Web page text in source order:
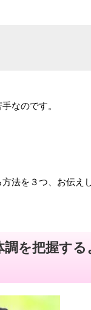
なのです。
法を３つ、お伝えし
調を把握す